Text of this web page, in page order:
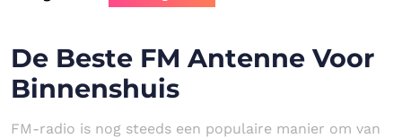
De Beste FM Antenne Voor
Binnenshuis
FM-radio is nog steeds een populaire manier om van